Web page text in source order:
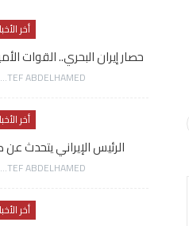
أخر
حصار إيران البحري.. القوات
AWATEF ABDELHAMED
أخر
الرئيس الإيراني يتحدث
AWATEF ABDELHAMED
أخر